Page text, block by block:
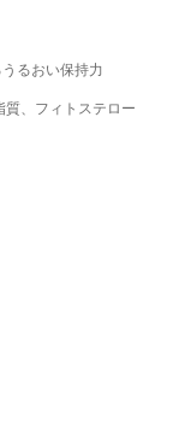
るおい保持力
、フィトステロー